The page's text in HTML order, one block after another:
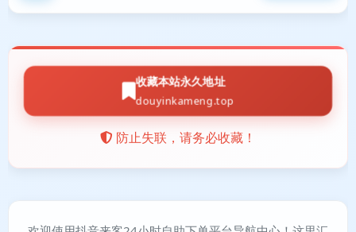
收藏本站永久地址
douyinkameng.top
防止失联，请务必收藏！